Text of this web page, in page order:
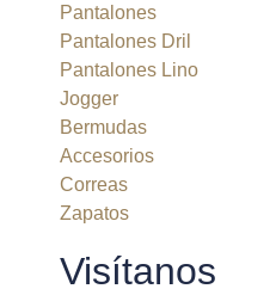
Pantalones
Pantalones Dril
Pantalones Lino
Jogger
Bermudas
Accesorios
Correas
Zapatos
Visítanos